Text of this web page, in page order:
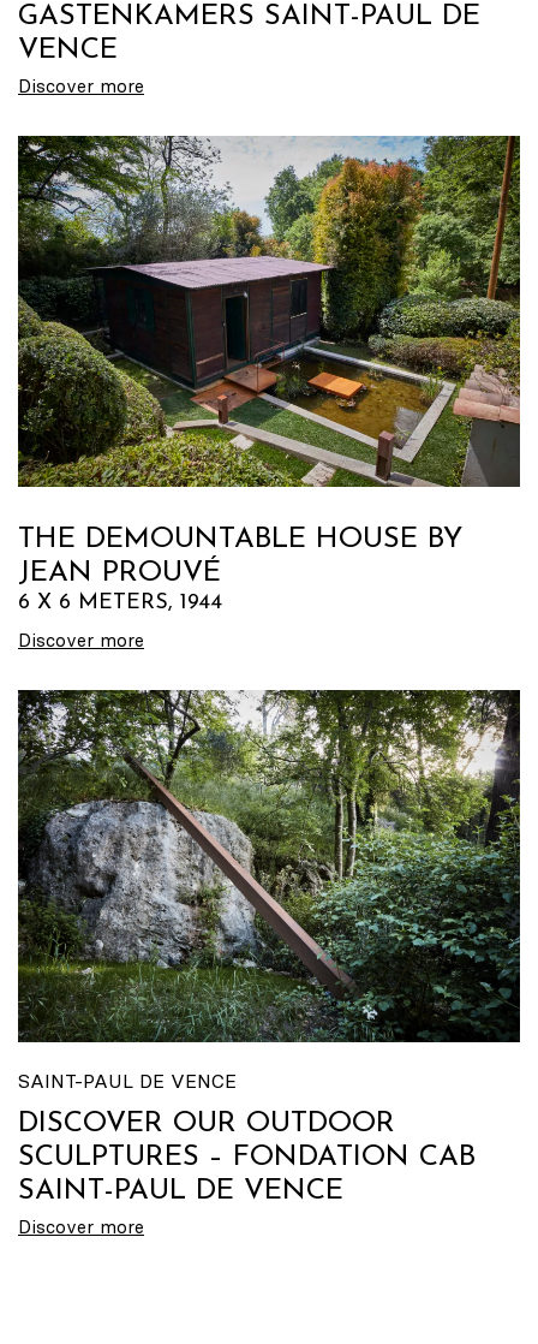
GASTENKAMERS SAINT-PAUL DE
VENCE
Discover more
THE DEMOUNTABLE HOUSE BY
JEAN PROUVÉ
6 X 6 METERS, 1944
Discover more
SAINT-PAUL DE VENCE
DISCOVER OUR OUTDOOR
SCULPTURES – FONDATION CAB
SAINT-PAUL DE VENCE
Discover more